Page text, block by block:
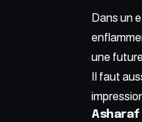
Dans un
une
Il faut
Asharaf